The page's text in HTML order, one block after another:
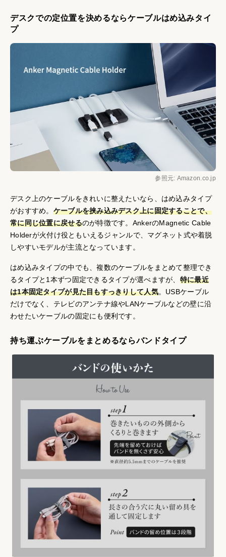
デスクでの定位置を決めるならケーブルはめ込みタイ
プ
参照元: Amazon.co.jp
デスク上のケーブルをきれいに整えたいなら、はめ込みタイプ
がおすすめ。 ケーブルを挟み込みデスク上に固定することで、
常に同じ位置に戻せるのが特徴です。AnkerのMagnetic Cable
Holderが火付け役ともいえるジャンルで、マグネット式や着脱
しやすいモデルが主流となっています。
はめ込みタイプの中でも、複数のケーブルをまとめて整理でき
るタイプと1本ずつ固定できるタイプが選べますが、 特に最近
は1本固定タイプが見た目もすっきりして人気。USBケーブル
だけでなく、テレビのアンテナ線やLANケーブルなどの壁に沿
わせたいケーブルの固定にも便利です。
持ち運ぶケーブルをまとめるならバンドタイプ